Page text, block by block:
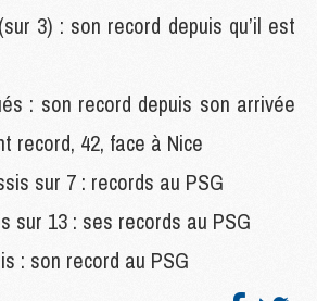
3) : son record depuis qu’il est
: son record depuis son arrivée
record, 42, face à Nice
sur 7 : records au PSG
sur 13 : ses records au PSG
: son record au PSG